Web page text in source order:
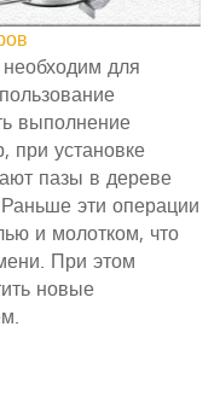
для
выполнение
при установке
пазы в дереве
эти операции
и молотком, что
При этом
новые